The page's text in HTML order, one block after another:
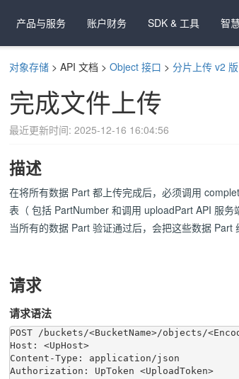
产品与服务 账户财务 SDK & 工具 智
对象存储 > API 文档 > Object 接口 > 分片上传 v2 版
完成文件上传
最近更新时间: 2025-12-16 16:04:56
描述
在将所有数据 Part 都上传完成后，必须调用
表（ 包括 PartNumber 和调用 uploadPart API 服务
当所有的数据 Part 验证通过后，会把这些数据 Part
请求
请求语法
POST /buckets/<BucketName>/objects/
Host: <UpHost>
Content-Type: application/json
Authorization: UpToken <UploadToken>